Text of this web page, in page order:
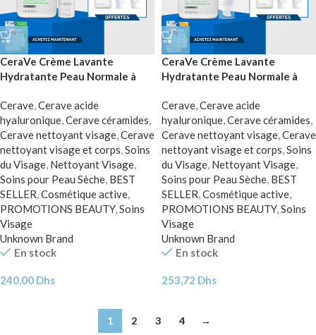
CeraVe Crème Lavante
Hydratante Peau Normale à
Hydratante = 3 Miniatures
Offertes
Cerave,Cerave acide
hyaluronique,Cerave céramides,
Cerave nettoyant visage,Cerave
nettoyant visage et corps,Soins
du Visage, Nettoyant Visage,
Soins pour Peau Sèche, BEST
SELLER,Cosmétique active,
PROMOTIONS BEAUTY,Soins
Visage
Unknown Brand
En stock
240,00 Dhs
CeraVe Crème Lavante
Hydratante Peau Normale à
Hydratante Spf50 = 3
Miniatures Offertes
Cerave,Cerave acide
hyaluronique,Cerave céramides,
Cerave nettoyant visage,Cerave
nettoyant visage et corps,Soins
du Visage, Nettoyant Visage,
Soins pour Peau Sèche, BEST
SELLER,Cosmétique active,
PROMOTIONS BEAUTY,Soins
Visage
Unknown Brand
En stock
253,72 Dhs
1 2 3 4 →